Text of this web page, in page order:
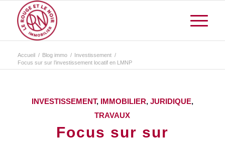
Accueil / Blog immo / Investissement /
Focus sur sur l’investissement locatif en LMNP
INVESTISSEMENT, IMMOBILIER, JURIDIQUE,
TRAVAUX
Focus sur sur